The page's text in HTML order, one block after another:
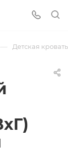
— Детская